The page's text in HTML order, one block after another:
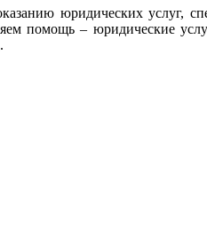
юридических услуг,
помощь – юридические